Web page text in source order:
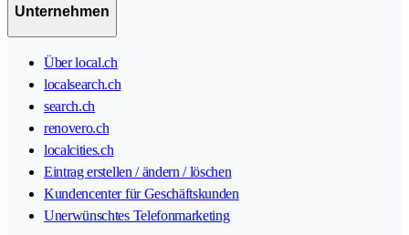
Unternehmen
Über local.ch
localsearch.ch
search.ch
renovero.ch
localcities.ch
Eintrag erstellen / ändern / löschen
Kundencenter für Geschäftskunden
Unerwünschtes Telefonmarketing